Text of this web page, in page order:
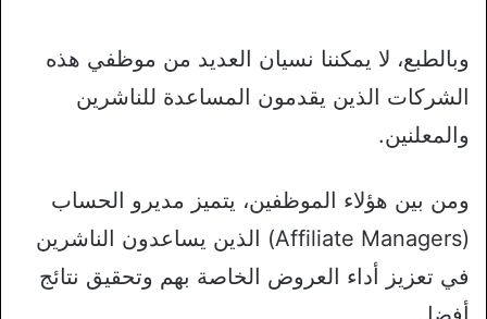
وبالطبع، لا يمكننا نسيان العديد من موظفي هذه
الشركات الذين يقدمون المساعدة للناشرين
والمعلنين.
ومن بين هؤلاء الموظفين، يتميز مديرو الحساب
(Affiliate Managers) الذين يساعدون الناشرين
في تعزيز أداء العروض الخاصة بهم وتحقيق نتائج